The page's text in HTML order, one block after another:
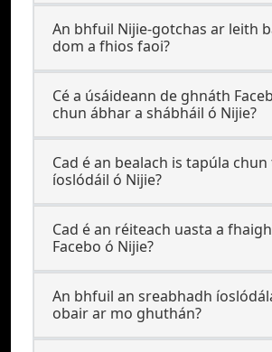
An bhfuil Nijie-gotchas ar leith
dom a fhios faoi?
Cé a úsáideann de ghnáth
chun ábhar a shábháil ó Nijie?
Cad é an bealach is tapúla chun
íoslódáil ó Nijie?
Cad é an réiteach uasta a
Facebo ó Nijie?
An bhfuil an sreabhadh
obair ar mo ghuthán?